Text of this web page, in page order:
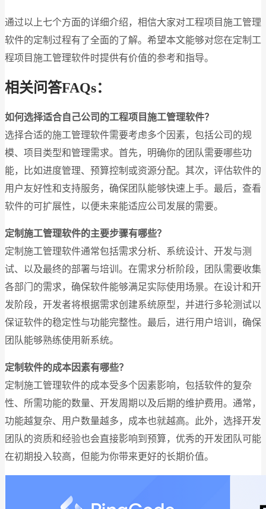
通过以上七个方面的详细介绍，相信大家对工程项目施工管理
软件的定制过程有了全面的了解。希望本文能够对您在定制工
程项目施工管理软件时提供有价值的参考和指导。
相关问答FAQs：
如何选择适合自己公司的工程项目施工管理软件？
选择合适的施工管理软件需要考虑多个因素，包括公司的规
模、项目类型和管理需求。首先，明确你的团队需要哪些功
能，比如进度管理、预算控制或资源分配。其次，评估软件的
用户友好性和支持服务，确保团队能够快速上手。最后，查看
软件的可扩展性，以便未来能适应公司发展的需要。
定制施工管理软件的主要步骤有哪些？
定制施工管理软件通常包括需求分析、系统设计、开发与测
试、以及最终的部署与培训。在需求分析阶段，团队需要收集
各部门的需求，确保软件能够满足实际使用场景。在设计和开
发阶段，开发者将根据需求创建系统原型，并进行多轮测试以
保证软件的稳定性与功能完整性。最后，进行用户培训，确保
团队能够熟练使用新系统。
定制软件的成本因素有哪些？
定制施工管理软件的成本受多个因素影响，包括软件的复杂
性、所需功能的数量、开发周期以及后期的维护费用。通常，
功能越复杂、用户数量越多，成本也就越高。此外，选择开发
团队的资质和经验也会直接影响到预算，优秀的开发团队可能
在初期投入较高，但能为你带来更好的长期价值。